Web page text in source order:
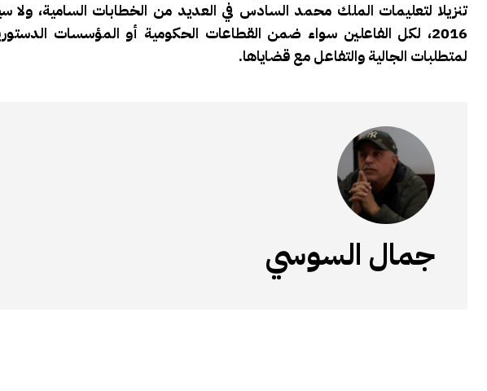
2016، لكل الفاعلين سواء ضمن القطاعات الحكومية أو المؤسسات
لمتطلبات الجالية والتفاعل مع قضاياها.
جمال السوسي